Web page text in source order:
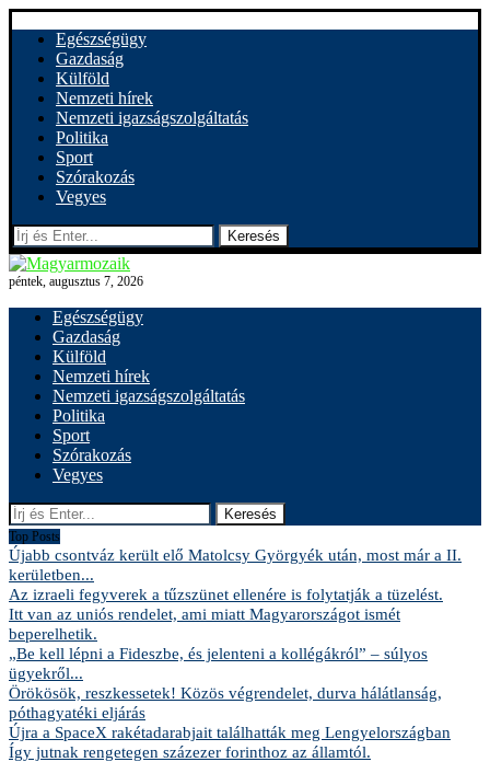
Egészségügy
Gazdaság
Külföld
Nemzeti hírek
Nemzeti igazságszolgáltatás
Politika
Sport
Szórakozás
Vegyes
Keresés
péntek, augusztus 7, 2026
Egészségügy
Gazdaság
Külföld
Nemzeti hírek
Nemzeti igazságszolgáltatás
Politika
Sport
Szórakozás
Vegyes
Keresés
Top Posts
Újabb csontváz került elő Matolcsy Györgyék után, most már a II.
kerületben...
Az izraeli fegyverek a tűzszünet ellenére is folytatják a tüzelést.
Itt van az uniós rendelet, ami miatt Magyarországot ismét
beperelhetik.
„Be kell lépni a Fideszbe, és jelenteni a kollégákról” – súlyos
ügyekről...
Örökösök, reszkessetek! Közös végrendelet, durva hálátlanság,
póthagyatéki eljárás
Újra a SpaceX rakétadarabjait találhatták meg Lengyelországban
Így jutnak rengetegen százezer forinthoz az államtól.